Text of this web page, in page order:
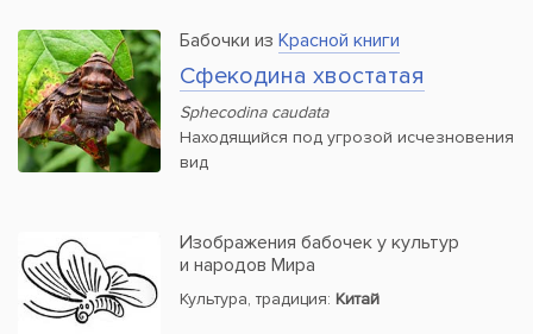
Бабочки из Красной книги
Сфекодина хвостатая
Sphecodina caudata
Находящийся под угрозой исчезновения
вид
Изображения бабочек у культур
и народов Мира
Культура, традиция: Китай